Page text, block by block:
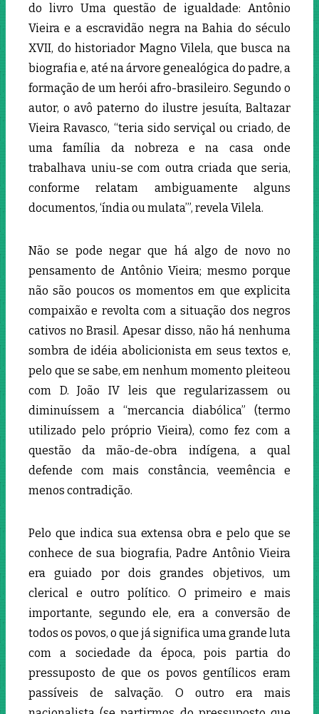
do livro Uma questão de igualdade: Antônio
Vieira e a escravidão negra na Bahia do século
XVII, do historiador Magno Vilela, que busca na
biografia e, até na árvore genealógica do padre, a
formação de um herói afro-brasileiro. Segundo o
autor, o avô paterno do ilustre jesuíta, Baltazar
Vieira Ravasco, “teria sido serviçal ou criado, de
uma família da nobreza e na casa onde
trabalhava uniu-se com outra criada que seria,
conforme relatam ambiguamente alguns
documentos, ‘índia ou mulata’”, revela Vilela.
Não se pode negar que há algo de novo no
pensamento de Antônio Vieira; mesmo porque
não são poucos os momentos em que explicita
compaixão e revolta com a situação dos negros
cativos no Brasil. Apesar disso, não há nenhuma
sombra de idéia abolicionista em seus textos e,
pelo que se sabe, em nenhum momento pleiteou
com D. João IV leis que regularizassem ou
diminuíssem a “mercancia diabólica” (termo
utilizado pelo próprio Vieira), como fez com a
questão da mão-de-obra indígena, a qual
defende com mais constância, veemência e
menos contradição.
Pelo que indica sua extensa obra e pelo que se
conhece de sua biografia, Padre Antônio Vieira
era guiado por dois grandes objetivos, um
clerical e outro político. O primeiro e mais
importante, segundo ele, era a conversão de
todos os povos, o que já significa uma grande luta
com a sociedade da época, pois partia do
pressuposto de que os povos gentílicos eram
passíveis de salvação. O outro era mais